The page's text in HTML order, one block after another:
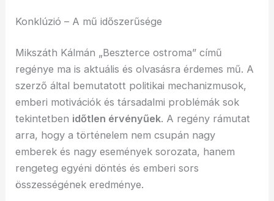
Konklúzió – A mű időszerűsége
Mikszáth Kálmán „Beszterce ostroma” című
regénye ma is aktuális és olvasásra érdemes mű. A
szerző által bemutatott politikai mechanizmusok,
emberi motivációk és társadalmi problémák sok
tekintetben időtlen érvényűek. A regény rámutat
arra, hogy a történelem nem csupán nagy
emberek és nagy események sorozata, hanem
rengeteg egyéni döntés és emberi sors
összességének eredménye.